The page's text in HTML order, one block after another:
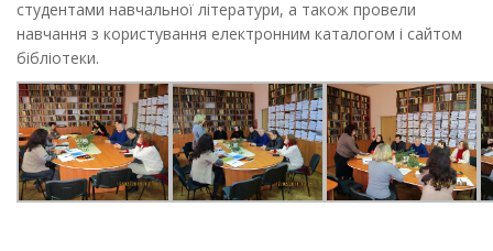
студентами навчальної літератури, а також провели
навчання з користування електронним каталогом і сайтом
бібліотеки.